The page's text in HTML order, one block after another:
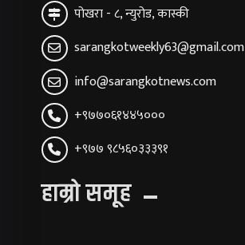
पोखरा - ८, न्युरोड, कास्की
sarangkotweekly63@gmail.com
info@sarangkotnews.com
+९७७०६१४४५०००
+९७७ ९८५६०३३३९१
हाम्रो समूह